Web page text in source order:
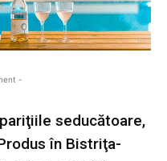
-
seducătoare,
în Bistriţa-